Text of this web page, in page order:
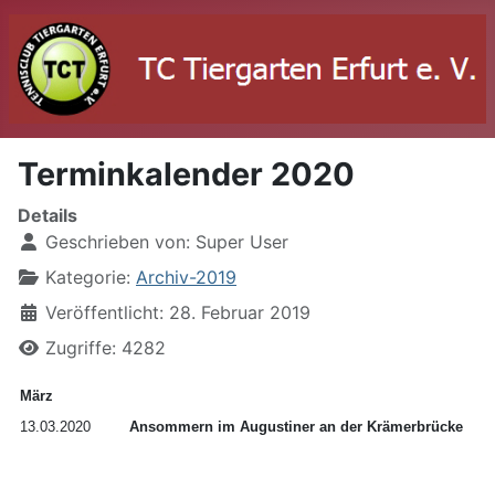
Terminkalender 2020
Details
Geschrieben von: Super User
Kategorie: Archiv-2019
Veröffentlicht: 28. Februar 2019
Zugriffe: 4282
März
13.03.2020
Ansommern im Augustiner an der Krämerbrücke